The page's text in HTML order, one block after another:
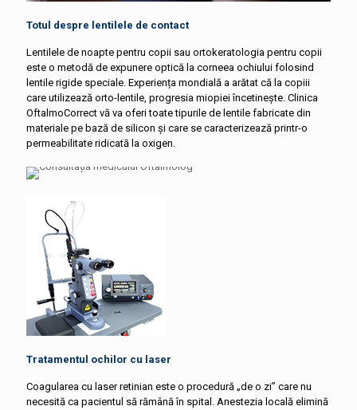
Totul despre lentilele de contact
Lentilele de noapte pentru copii sau ortokeratologia pentru copii
este o metodă de expunere optică la corneea ochiului folosind
lentile rigide speciale. Experiența mondială a arătat că la copiii
care utilizează orto-lentile, progresia miopiei încetinește. Clinica
OftalmoCorrect vă va oferi toate tipurile de lentile fabricate din
materiale pe bază de silicon și care se caracterizează printr-o
permeabilitate ridicată la oxigen.
Tratamentul ochi lor cu laser
Coagularea cu laser retinian este o procedură „de o zi” care nu
necesită ca pacientul să rămână în spital. Anestezia locală elimină